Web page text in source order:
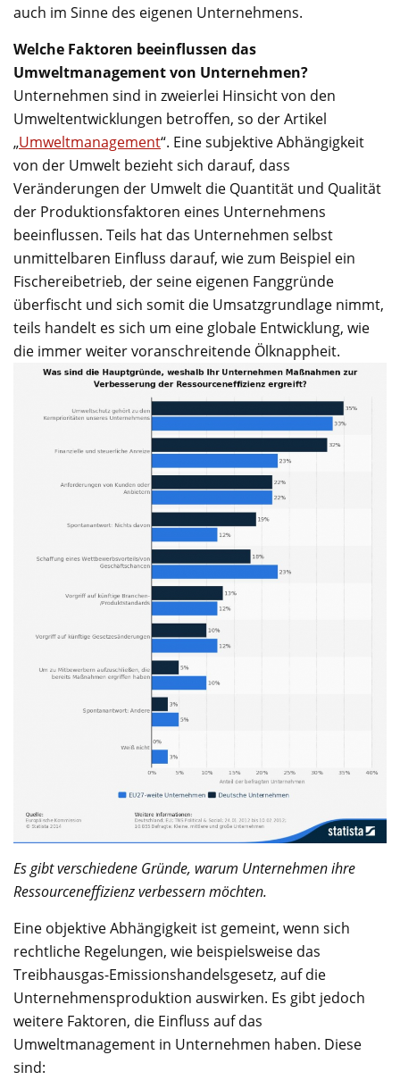
auch im Sinne des eigenen Unternehmens.
Welche Faktoren beeinflussen das
Umweltmanagement von Unternehmen?
Unternehmen sind in zweierlei Hinsicht von den
Umweltentwicklungen betroffen, so der Artikel
„Umweltmanagement“. Eine subjektive Abhängigkeit
von der Umwelt bezieht sich darauf, dass
Veränderungen der Umwelt die Quantität und Qualität
der Produktionsfaktoren eines Unternehmens
beeinflussen. Teils hat das Unternehmen selbst
unmittelbaren Einfluss darauf, wie zum Beispiel ein
Fischereibetrieb, der seine eigenen Fanggründe
überfischt und sich somit die Umsatzgrundlage nimmt,
teils handelt es sich um eine globale Entwicklung, wie
die immer weiter voranschreitende Ölknappheit.
Es gibt verschiedene Gründe, warum Unternehmen ihre
Ressourceneffizienz verbessern möchten.
Eine objektive Abhängigkeit ist gemeint, wenn sich
rechtliche Regelungen, wie beispielsweise das
Treibhausgas-Emissionshandelsgesetz, auf die
Unternehmensproduktion auswirken. Es gibt jedoch
weitere Faktoren, die Einfluss auf das
Umweltmanagement in Unternehmen haben. Diese
sind: